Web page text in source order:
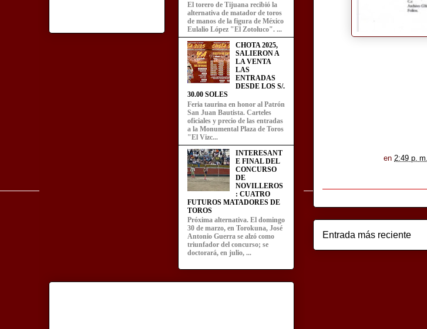
en 2:49 p. m.
Entrada más reciente
El torero de Tijuana recibió la
alternativa de matador de toros
de manos de la figura de México
Eulalio López "El Zotoluco". ...
CHOTA 2025,
SALIERON A
LA VENTA
LAS
ENTRADAS
DESDE LOS S/.
30.00 SOLES
Feria taurina en honor al Patrón
San Juan Bautista. Carteles
oficiales y precio de las entradas
a la Monumental Plaza de Toros
"El Vizc...
INTERESANT
E FINAL DEL
CONCURSO
DE
NOVILLEROS
: CUATRO
FUTUROS MATADORES DE
TOROS
Próxima alternativa. El domingo
30 de marzo, en Torokuna, José
Antonio Guerra se alzó como
triunfador del concurso; se
doctorará, en julio, ...